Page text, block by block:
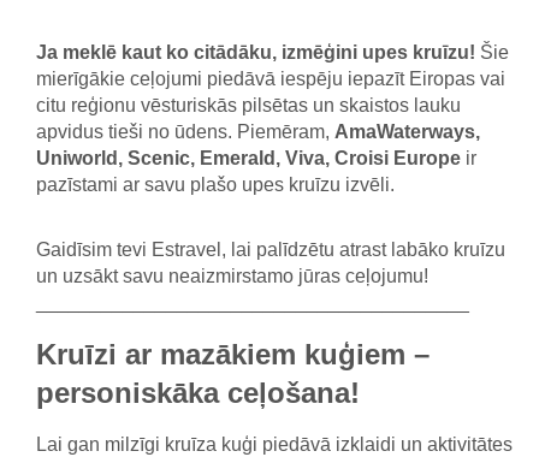
Ja meklē kaut ko citādāku, izmēģini upes kruīzu! Šie
mierīgākie ceļojumi piedāvā iespēju iepazīt Eiropas vai
citu reģionu vēsturiskās pilsētas un skaistos lauku
apvidus tieši no ūdens. Piemēram, AmaWaterways,
Uniworld, Scenic, Emerald, Viva, Croisi Europe ir
pazīstami ar savu plašo upes kruīzu izvēli.
Gaidīsim tevi Estravel, lai palīdzētu atrast labāko kruīzu
un uzsākt savu neaizmirstamo jūras ceļojumu!
Kruīzi ar mazākiem kuģiem –
personiskāka ceļošana!
Lai gan milzīgi kruīza kuģi piedāvā izklaidi un aktivitātes